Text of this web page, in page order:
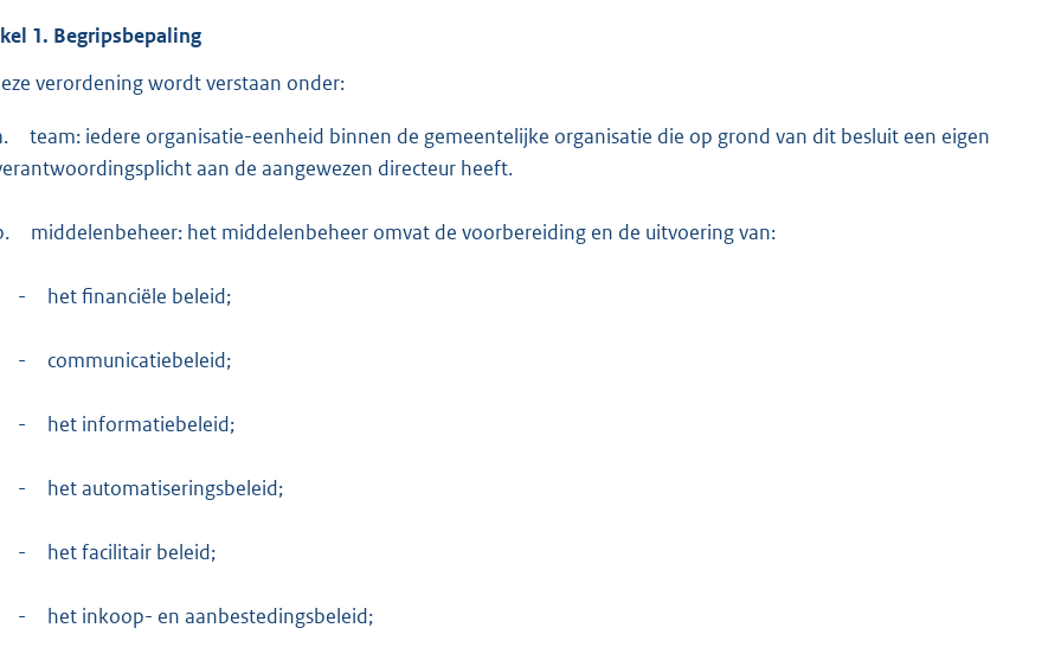
1. Begripsbepaling
verordening wordt verstaan onder:
team: iedere organisatie-eenheid binnen de gemeentelijke organisatie die op grond van dit besluit een eigen
aan de aangewezen directeur heeft.
middelenbeheer: het middelenbeheer omvat de voorbereiding en de uitvoering van:
- het financiële beleid;
- communicatiebeleid;
- het informatiebeleid;
- het automatiseringsbeleid;
- het facilitair beleid;
- het inkoop- en aanbestedingsbeleid;